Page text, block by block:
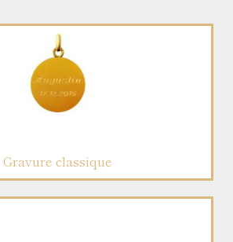
Gravure classique